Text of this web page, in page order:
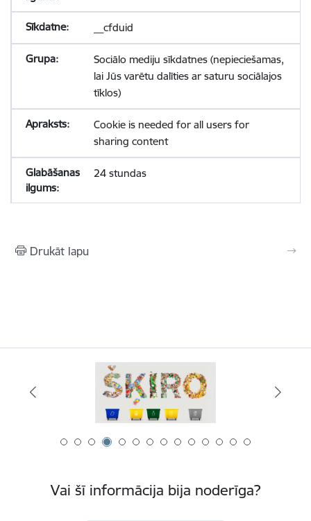
__cfduid
Sociālo mediju sīkdatnes (nepieciešamas,
lai Jūs varētu dalīties ar saturu sociālajos
tīklos)
Cookie is needed for all users for
sharing content
24 stundas
Drukāt lapu
Vai šī informācija bija noderīga?